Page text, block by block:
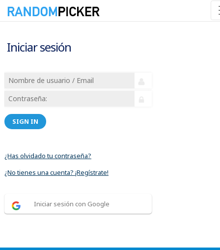
Iniciar sesión
SIGN IN
¿Has olvidado tu contraseña?
¿No tienes una cuenta? ¡Regístrate!
Iniciar sesión con Google